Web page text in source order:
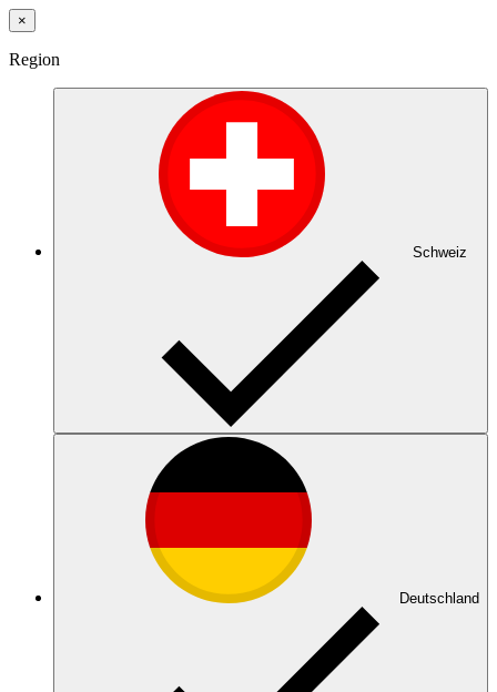
×
Region
Schweiz
Deutschland